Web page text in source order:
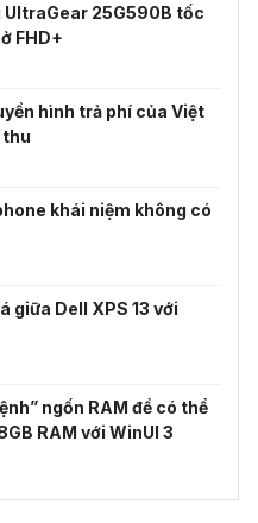
UltraGear 25G590B tốc
FHD+
hình trả phí của Việt
thu
khái niệm không có
giữa Dell XPS 13 với
ngốn RAM để có thể
RAM với WinUI 3